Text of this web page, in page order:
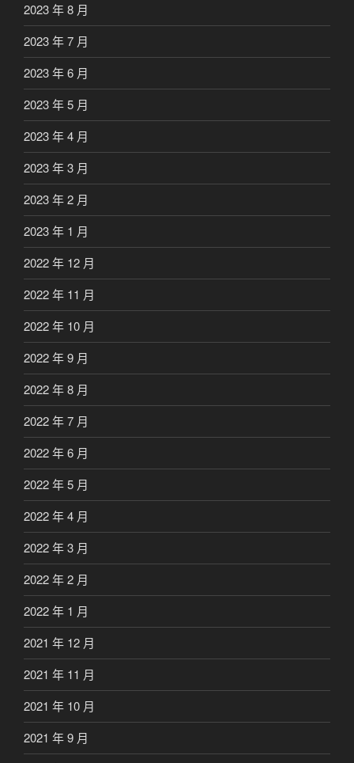
2023 年 8 月
2023 年 7 月
2023 年 6 月
2023 年 5 月
2023 年 4 月
2023 年 3 月
2023 年 2 月
2023 年 1 月
2022 年 12 月
2022 年 11 月
2022 年 10 月
2022 年 9 月
2022 年 8 月
2022 年 7 月
2022 年 6 月
2022 年 5 月
2022 年 4 月
2022 年 3 月
2022 年 2 月
2022 年 1 月
2021 年 12 月
2021 年 11 月
2021 年 10 月
2021 年 9 月